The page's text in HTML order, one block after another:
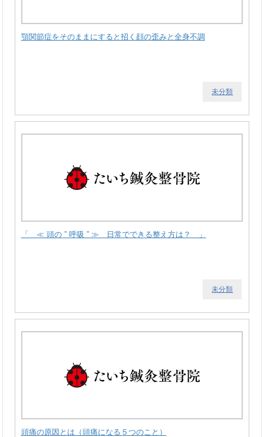
顎関節症をそのままにすると招く顔の歪みと全身不調
未分類
「 ≪ 頭の ” 呼吸 ” ≫ 日常でできる整え方は？ 」
未分類
頭痛の原因とは（頭痛になる５つのこと）